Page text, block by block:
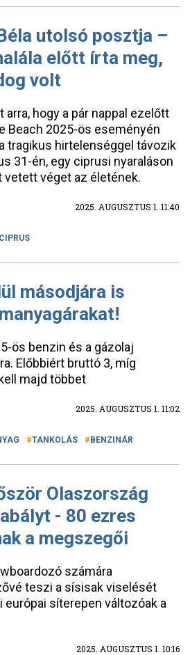
utolsó posztja –
előtt írta meg,
volt
hogy a pár nappal ezelőtt
Beach 2025-ös eseményén
tragikus hirtelenséggel távozik
31-én, egy ciprusi nyaraláson
véget az életének.
2025. AUGUSZTUS 1. 11:40
CIPRUS
másodjára is
ös benzin és a gázolaj
Előbbiért bruttó 3, míg
majd többet
2025. AUGUSZTUS 1. 11:02
TANKOLÁS BENZINÁR
Olaszország
- 80 ezres
a megszegői
számára
teszi a sísisak viselését
európai síterepen változóak a
2025. AUGUSZTUS 1. 10:16